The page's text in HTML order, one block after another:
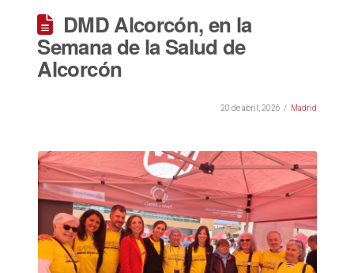
DMD Alcorcón, en la
Semana de la Salud de
Alcorcón
20 de abril, 2026 Madrid